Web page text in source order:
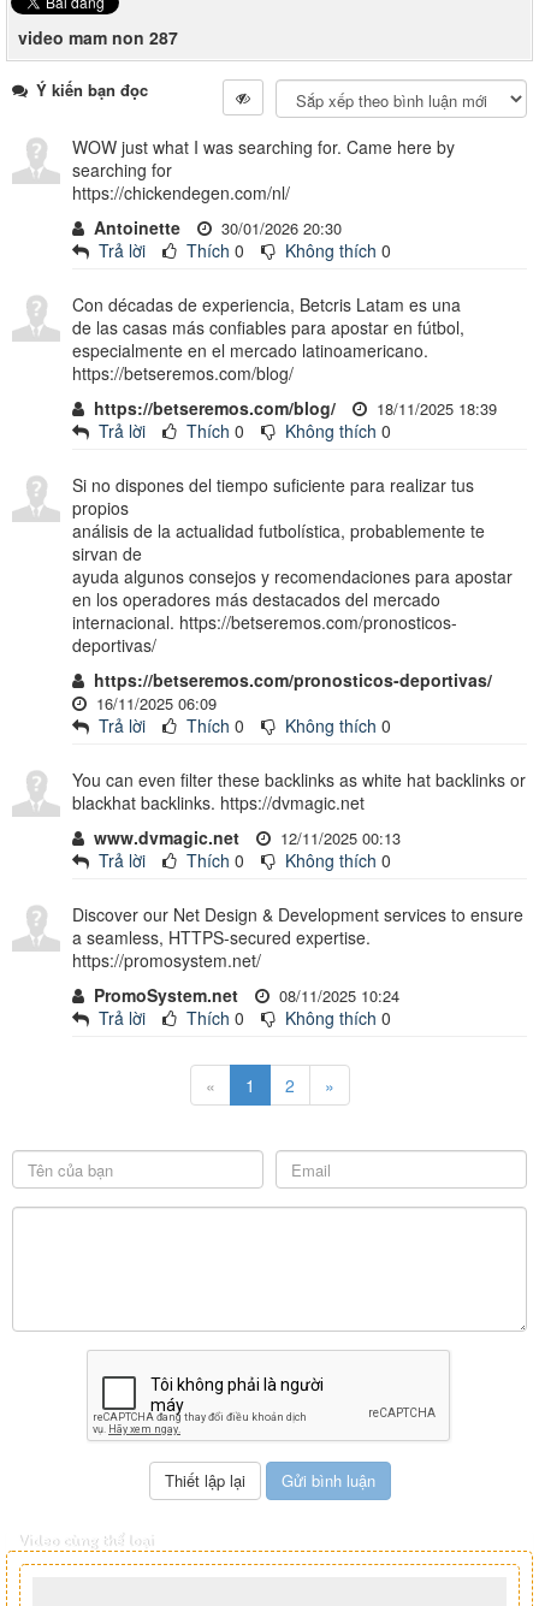
video mam non 287
Ý kiến bạn đọc
WOW just what I was searching for. Came here by
searching for
https://chickendegen.com/nl/
Antoinette
30/01/2026 20:30
Trả lời Thích 0 Không thích 0
Con décadas de experiencia, Betcris Latam es una
de las casas más confiables para apostar en fútbol,
especialmente en el mercado latinoamericano.
https://betseremos.com/blog/
https://betseremos.com/blog/
18/11/2025 18:39
Trả lời Thích 0 Không thích 0
Si no dispones del tiempo suficiente para realizar tus
propios
análisis de la actualidad futbolística, probablemente te
sirvan de
ayuda algunos consejos y recomendaciones para apostar
en los operadores más destacados del mercado
internacional. https://betseremos.com/pronosticos-
deportivas/
https://betseremos.com/pronosticos-deportivas/
16/11/2025 06:09
Trả lời Thích 0 Không thích 0
You can even filter these backlinks as white hat backlinks or
blackhat backlinks. https://dvmagic.net
www.dvmagic.net
12/11/2025 00:13
Trả lời Thích 0 Không thích 0
Discover our Net Design & Development services to ensure
a seamless, HTTPS-secured expertise.
https://promosystem.net/
PromoSystem.net
08/11/2025 10:24
Trả lời Thích 0 Không thích 0
« 1 2 »
Video cùng thể loại